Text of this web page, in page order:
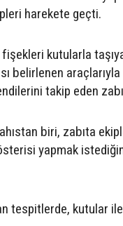
harekete geçti.
kutularla
belirlenen
takip eden
biri, zabıta
yapmak
tespitlerde, kutular